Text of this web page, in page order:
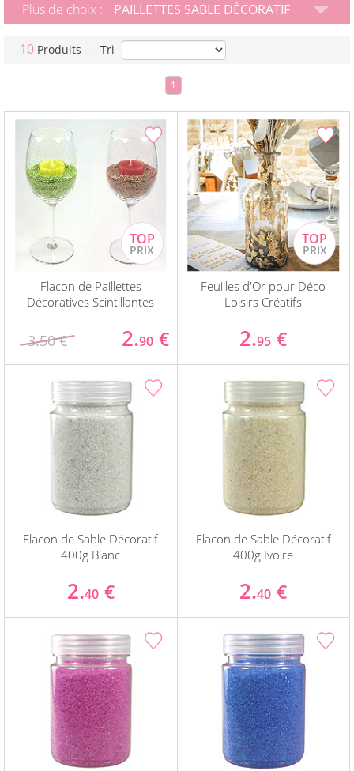
Plus de choix : PAILLETTES SABLE DÉCORATIF
10 Produits - Tri
1
Flacon de Paillettes
Décoratives Scintillantes
3.50 € 2.90 €
Feuilles d'Or pour Déco
Loisirs Créatifs
2.95 €
Flacon de Sable Décoratif
400g Blanc
2.40 €
Flacon de Sable Décoratif
400g Ivoire
2.40 €